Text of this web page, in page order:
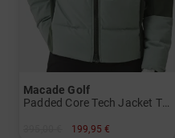
Macade Golf
199,95 €